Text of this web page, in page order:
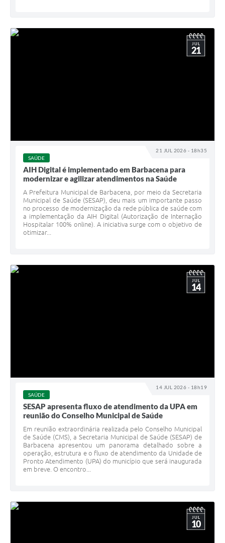
21 JUL 2026 - 18h35
JUL
21
SAÚDE
AIH Digital é implementado em Barbacena para
modernizar e agilizar atendimentos na Saúde
A Prefeitura Municipal de Barbacena, por meio da Secretaria
Municipal de Saúde (SESAP), deu mais um importante passo
no processo de modernização da rede pública de saúde com
a implementação da AIH Digital (Autorização de Internação
Hospitalar 100% online). A iniciativa surge com o objetivo de
otimizar...
14 JUL 2026 - 18h19
JUL
14
SAÚDE
SESAP apresenta fluxo de atendimento da UPA em
reunião do Conselho Municipal de Saúde
Em reunião extraordinária realizada pelo Conselho Municipal
de Saúde (CMS), a Secretaria Municipal de Saúde (SESAP) de
Barbacena apresentou um panorama detalhado sobre a
operação, estrutura e o fluxo de atendimento da Unidade de
Pronto Atendimento (UPA) do município que será inaugurada
em breve. O encontro...
JUL
10